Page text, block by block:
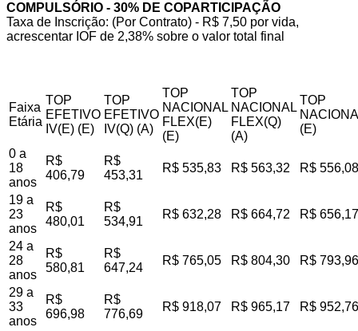
COMPULSÓRIO - 30% DE COPARTICIPAÇÃO
Taxa de Inscrição: (Por Contrato) - R$ 7,50 por vida,
acrescentar IOF de 2,38% sobre o valor total final
Faixa
Etária
TOP
EFETIVO
IV(E) (E)
TOP
EFETIVO
IV(Q) (A)
TOP
NACIONAL
FLEX(E)
(E)
TOP
NACIONAL
FLEX(Q)
(A)
TOP
(E)
0 a
18
anos
R$
406,79
R$
453,31
R$ 535,83 R$ 563,32 R$ 556,08
19 a
23
anos
R$
480,01
R$
534,91
R$ 632,28 R$ 664,72 R$ 656,17
24 a
28
anos
R$
580,81
R$
647,24
R$ 765,05 R$ 804,30 R$ 793,96
29 a
33
anos
R$
696,98
R$
776,69
R$ 918,07 R$ 965,17 R$ 952,76